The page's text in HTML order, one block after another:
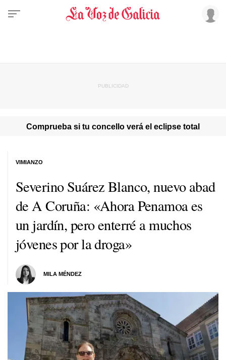
Comprueba si tu concello verá el eclipse total
Severino Suárez Blanco, nuevo abad
de A Coruña: «Ahora Penamoa es
un jardín, pero enterré a muchos
jóvenes por la droga»
MILA MÉNDEZ
VIMIANZO